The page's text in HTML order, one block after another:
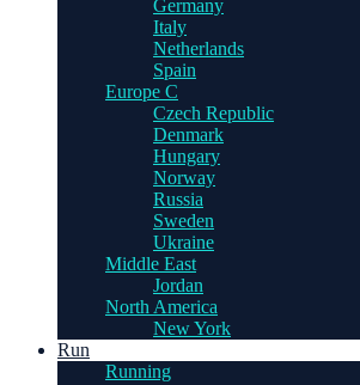
Germany
Italy
Netherlands
Spain
Europe C
Czech Republic
Denmark
Hungary
Norway
Russia
Sweden
Ukraine
Middle East
Jordan
North America
New York
Run
Running